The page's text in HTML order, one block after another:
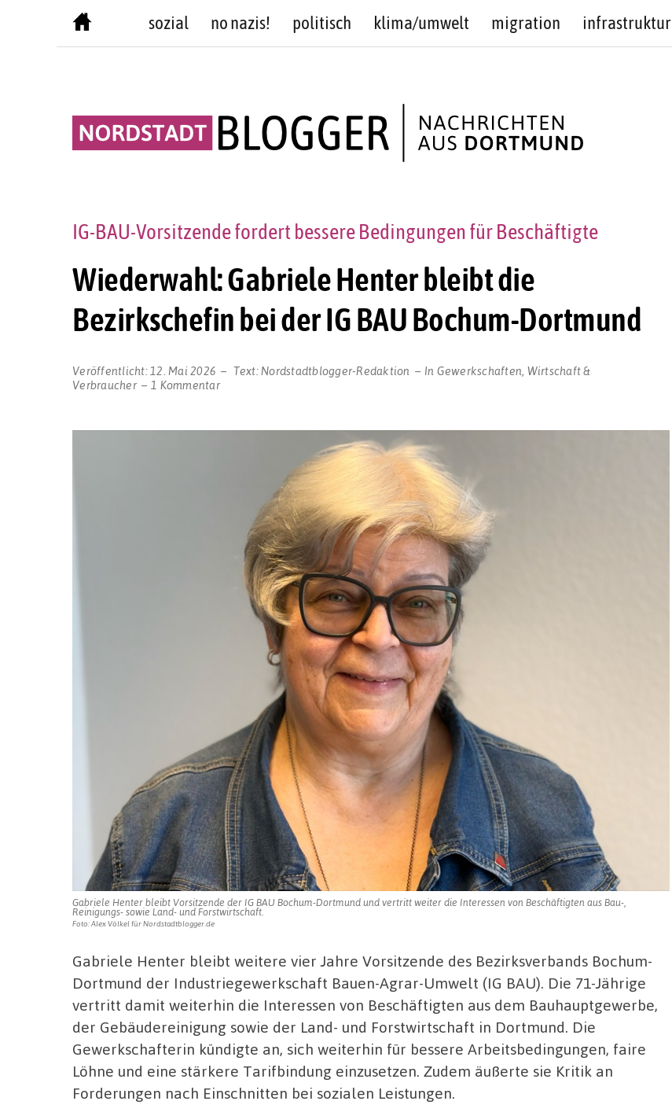
sozial no nazis! politisch klima/umwelt migration infrastruktur
Wiederwahl: Gabriele Henter bleibt die
Bezirkschefin bei der IG BAU Bochum-Dortmund
IG-BAU-Vorsitzende fordert bessere Bedingungen für Beschäftigte
Veröffentlicht: 12. Mai 2026 Text: Nordstadtblogger-Redaktion In Gewerkschaften Wirtschaft &
Verbraucher
1 Kommentarzu
Bochum-
Dortmund
Gabriele Henter bleibt Vorsitzende der IG BAU Bochum-Dortmund und vertritt weiter die Interessen von Beschäftigten aus Bau-,
Reinigungs- sowie Land- und Forstwirtschaft.
Foto: Alex Völkel für Nordstadtblogger.de
Gabriele Henter bleibt weitere vier Jahre Vorsitzende des Bezirksverbands Bochum-
Dortmund der Industriegewerkschaft Bauen-Agrar-Umwelt (IG BAU). Die 71-Jährige
vertritt damit weiterhin die Interessen von Beschäftigten aus dem Bauhauptgewerbe,
der Gebäudereinigung sowie der Land- und Forstwirtschaft in Dortmund. Die
Gewerkschafterin kündigte an, sich weiterhin für bessere Arbeitsbedingungen, faire
Löhne und eine stärkere Tarifbindung einzusetzen. Zudem äußerte sie Kritik an
Forderungen nach Einschnitten bei sozialen Leistungen.